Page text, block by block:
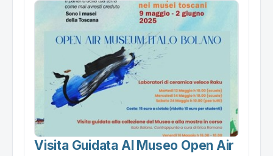
Visita Guidata Al Museo Open Air